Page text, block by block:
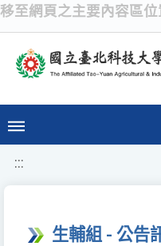
移至網頁之主要內容區位
:::
生輔組 - 公告